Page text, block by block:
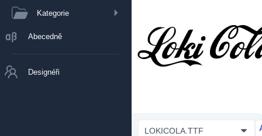
Kategorie
Abecedně
Designéři
LOKICOLA.TTF